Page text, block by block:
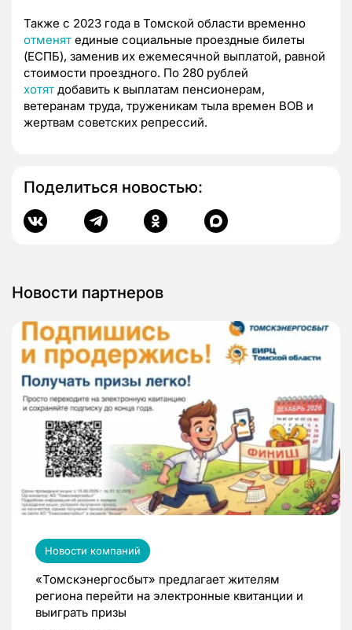
Также с 2023 года в Томской области временно
отменят единые социальные проездные билеты
(ЕСПБ), заменив их ежемесячной выплатой, равной
стоимости проездного. По 280 рублей
хотят добавить к выплатам пенсионерам,
ветеранам труда, труженикам тыла времен ВОВ и
жертвам советских репрессий.
Поделиться новостью:
Новости партнеров
Новости компаний
«Томскэнергосбыт» предлагает жителям
региона перейти на электронные квитанции и
выиграть призы